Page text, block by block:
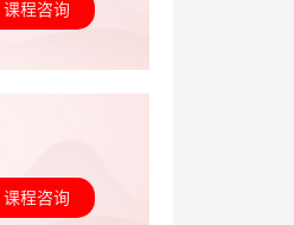
课程咨询
课程咨询